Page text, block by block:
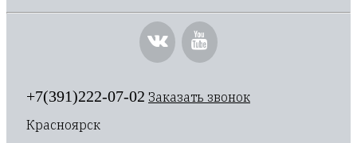
+7(391)222-07-02 Заказать звонок
Красноярск